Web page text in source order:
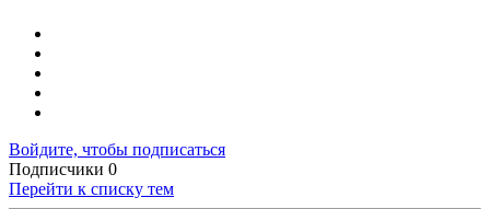
Войдите, чтобы подписаться
Подписчики 0
Перейти к списку тем